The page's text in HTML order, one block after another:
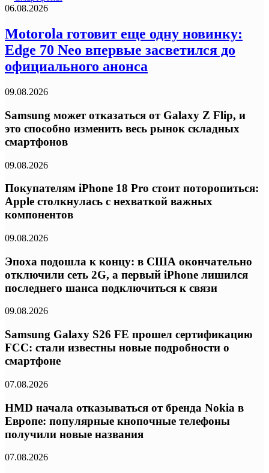
06.08.2026
Motorola готовит еще одну новинку:
Edge 70 Neo впервые засветился до
официального анонса
09.08.2026
Samsung может отказаться от Galaxy Z Flip, и
это способно изменить весь рынок складных
смартфонов
09.08.2026
Покупателям iPhone 18 Pro стоит поторопиться:
Apple столкнулась с нехваткой важных
компонентов
09.08.2026
Эпоха подошла к концу: в США окончательно
отключили сеть 2G, а первый iPhone лишился
последнего шанса подключиться к связи
09.08.2026
Samsung Galaxy S26 FE прошел сертификацию
FCC: стали известны новые подробности о
смартфоне
07.08.2026
HMD начала отказываться от бренда Nokia в
Европе: популярные кнопочные телефоны
получили новые названия
07.08.2026